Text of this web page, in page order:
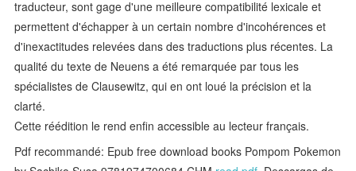
traducteur, sont gage d'une meilleure compatibilité lexicale et
permettent d'échapper à un certain nombre d'incohérences et
d'inexactitudes relevées dans des traductions plus récentes. La
qualité du texte de Neuens a été remarquée par tous les
spécialistes de Clausewitz, qui en ont loué la précision et la
clarté.
Cette réédition le rend enfin accessible au lecteur français.
Pdf recommandé: Epub free download books Pompom Pokemon